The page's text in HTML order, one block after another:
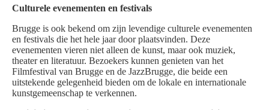
Culturele evenementen en festivals
Brugge is ook bekend om zijn levendige culturele evenementen
en festivals die het hele jaar door plaatsvinden. Deze
evenementen vieren niet alleen de kunst, maar ook muziek,
theater en literatuur. Bezoekers kunnen genieten van het
Filmfestival van Brugge en de JazzBrugge, die beide een
uitstekende gelegenheid bieden om de lokale en internationale
kunstgemeenschap te verkennen.